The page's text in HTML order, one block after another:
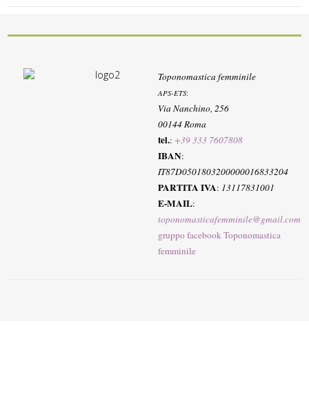
Toponomastica femminile
APS-ETS:
Via Nanchino, 256
00144 Roma
tel.:+39 333 7607808
IBAN:
IT87D0501803200000016833204
PARTITA IVA: 13117831001
E-MAIL:
toponomasticafemminile@gmail.com
gruppo facebook Toponomastica
femminile